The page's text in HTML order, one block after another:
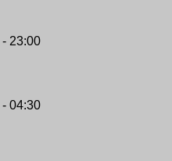
- 23:00
- 04:30